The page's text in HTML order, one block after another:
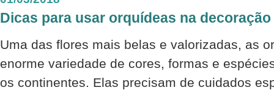
Dicas para usar orquídeas na
Uma das flores mais belas e valorizadas, as
enorme variedade de cores, formas e
os continentes. Elas precisam de cuidados